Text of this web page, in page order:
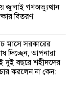
ইউনিয়ন
জনগোষ্ঠী গঠনে
ও অভিজ্ঞতা
জুলাই গণঅভ্যুত্থান
বিতরণ
মাসে সরকারের
দিচ্ছেন, আপনারা
দুই বছরে শহীদদের
করলেন না কেন: